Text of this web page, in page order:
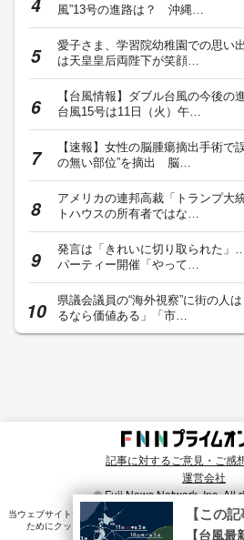
風”13号の進路は？ 沖縄…
愛子さま、学習院幼稚園での思
は天皇皇后両陛下が笑顔…
【台風情報】ダブル台風の今後の
台風15号は11日（火）午…
【速報】女性の脳腫瘍摘出手術で
の無い部位”を摘出 脳…
アメリカの連邦高裁「トランプ大
トハウスの所有者ではな…
発言は「きれいに切り取られた」
パーティー開催「やって…
県議会議員の“海外視察”に街の人
るなら価値ある」「市…
記事に対するご意見・ご感
運営会社
© Fuji News Network, Inc. All
当ウェブサイトでは、ユーザのニーズ・興味・関⼼に合
ためにクッキーを使⽤しています。詳細は、
プライ
【この
【台風